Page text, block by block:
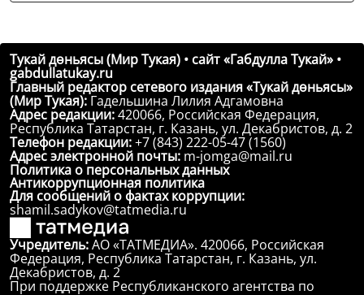
Тукай дөньясы (Мир Тукая) • сайт «Габдулла Тукай» •
gabdullatukay.ru
Главный редактор сетевого издания «Тукай дөньясы»
(Мир Тукая): Гадельшина Лилия Адгамовна
Адрес редакции:420066, Российская Федерация,
Республика Татарстан, г. Казань, ул. Декабристов, д. 2
Телефон редакции:+7 (843) 222-05-47 (1560)
Адрес электронной почты: m-jomga@mail.ru
Политика о персональных данных
Антикоррупционная политика
Для сообщений о фактах коррупции:
shamil.sadykov@tatmedia.ru
Учредитель:АО «ТАТМЕДИА». 420066, Российская
Федерация, Республика Татарстан, г. Казань, ул.
Декабристов, д. 2
При поддержке Республиканского агентства по